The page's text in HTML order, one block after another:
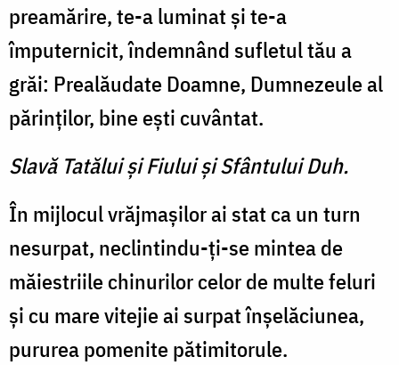
preamărire, te-a luminat şi te-a
împuternicit, îndemnând sufletul tău a
grăi: Prealăudate Doamne, Dumnezeule al
părinţilor, bine eşti cuvântat.
Slavă Tatălui şi Fiului şi Sfântului Duh.
În mijlocul vrăjmaşilor ai stat ca un turn
nesurpat, neclintindu-ţi-se mintea de
măiestriile chinurilor celor de multe feluri
şi cu mare vitejie ai surpat înşelăciunea,
pururea pomenite pătimitorule.